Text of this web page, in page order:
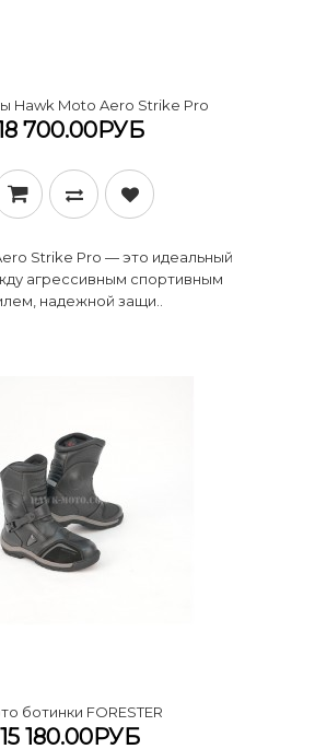
Hawk Moto Aero Strike Pro
700.00РУБ
Strike Pro — это идеальный
агрессивным спортивным
надежной защи..
ботинки FORESTER
15 180.00РУБ